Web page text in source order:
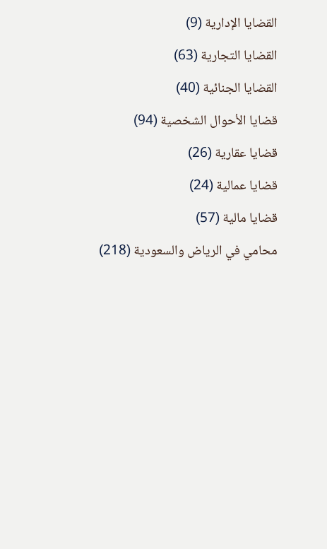
القضايا الإدارية(9)
القضايا التجارية(63)
القضايا الجنائية(40)
قضايا الأحوال الشخصية(94)
قضايا عقارية(26)
قضايا عمالية(24)
قضايا مالية(57)
محامي في الرياض والسعودية(218)